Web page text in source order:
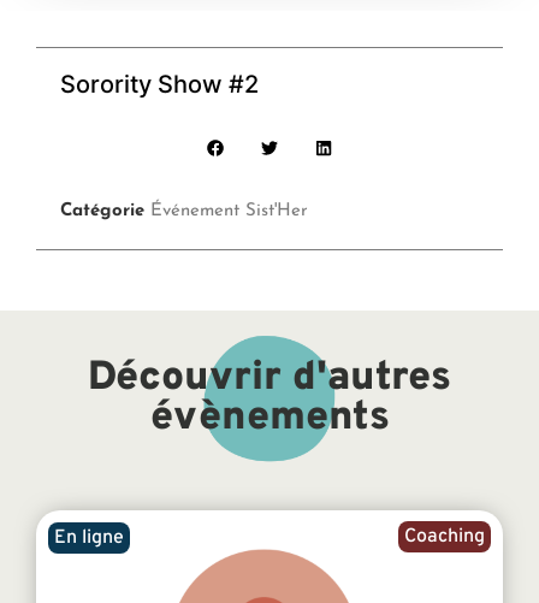
Sorority Show #2
Catégorie Événement Sist'Her
Découvrir d'autres
évènements
Coaching
En ligne